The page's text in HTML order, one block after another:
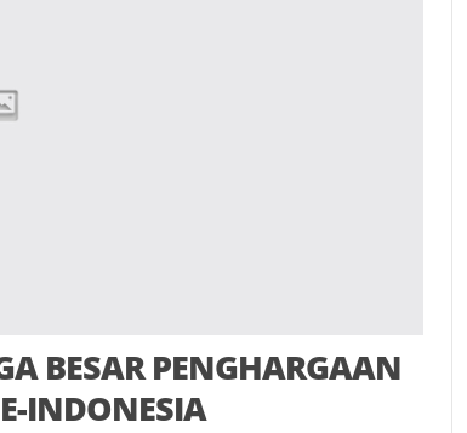
BESAR PENGHARGAAN
INDONESIA